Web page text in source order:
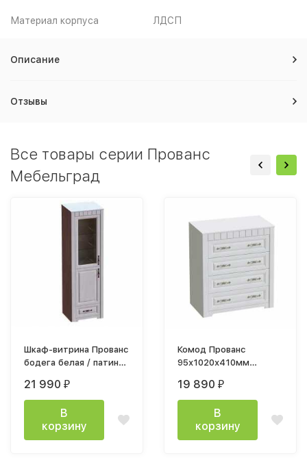
Материал корпуса ЛДСП
Описание
Отзывы
Все товары серии Прованс
Мебельград
Шкаф-витрина Прованс
бодега белая / патина
21 990 ₽
В
корзину
Комод Прованс
95х1020х410мм
премиум
19 890 ₽
В
корзину